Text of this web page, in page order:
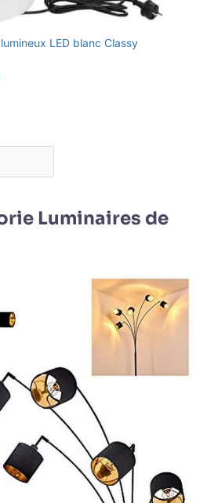
LED blanc Classy
Luminaires de